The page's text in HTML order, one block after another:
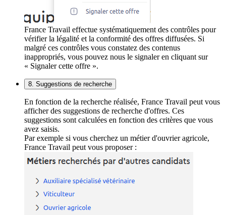
France Travail effectue systématiquement des contrôles pour
vérifier la légalité et la conformité des offres diffusées. Si
malgré ces contrôles vous constatez des contenus
inappropriés, vous pouvez nous le signaler en cliquant sur
« Signaler cette offre ».
8. Suggestions de recherche
En fonction de la recherche réalisée, France Travail peut vous
afficher des suggestions de recherche d'offres. Ces
suggestions sont calculées en fonction des critères que vous
avez saisis.
Par exemple si vous cherchez un métier d'ouvrier agricole,
France Travail peut vous proposer :